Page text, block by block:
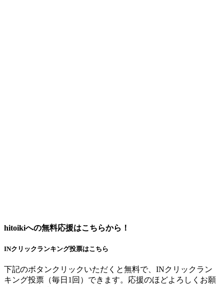
hitoikiへの無料応援はこちらから！
INクリックランキング投票はこちら
下記のボタンクリックいただくと無料で、INクリックラン
キング投票（毎日1回）できます。応援のほどよろしくお願